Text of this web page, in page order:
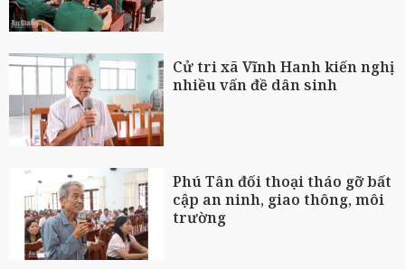
Cử tri xã Vĩnh Hanh kiến nghị
nhiều vấn đề dân sinh
Phú Tân đối thoại tháo gỡ bất
cập an ninh, giao thông, môi
trường